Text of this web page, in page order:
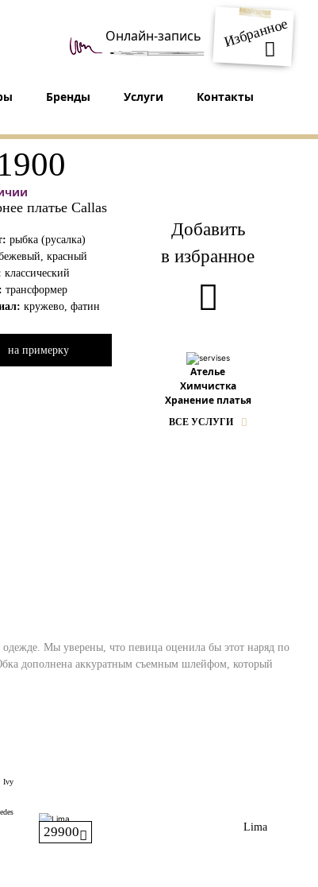
Избранное
Онлайн-запись
Бренды Услуги Контакты
Добавить
в избранное
Ателье
Химчистка
Хранение платья
ВСЕ УСЛУГИ
платье Callas
рыбка (русалка)
красный
классический
трансформер
кружево, фатин
на примерку
одежде. Мы уверены, что певица оценила бы этот наряд по
дополнена аккуратным съемным шлейфом, который
Ivy
29900 Lima